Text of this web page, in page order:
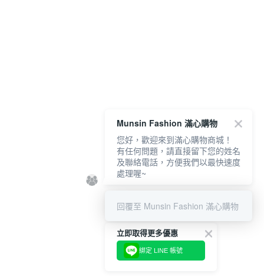
立即取得更多優惠
綁定 LINE 帳號
Munsin Fashion 滿心購物
您好，歡迎來到滿心購物商城！
有任何問題，請直接留下您的姓名
及聯絡電話，方便我們以最快速度
處理喔~
回覆至 Munsin Fashion 滿心購物